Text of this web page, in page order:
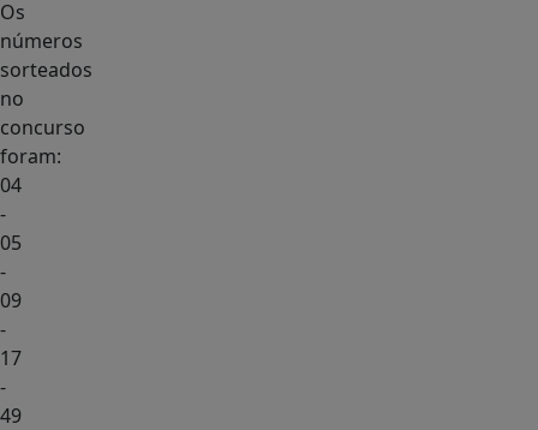
Os
números
sorteados
no
concurso
foram:
04
-
05
-
09
-
17
-
49